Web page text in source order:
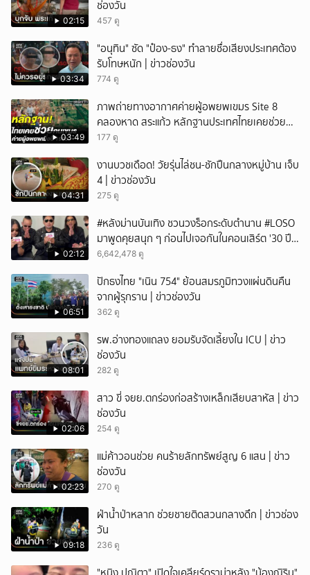
02:15
ช่องวัน
457 ดู
03:34
"อนุทิน" ซัด "ป๋อง-ธง" ทำลายชื่อเสียงประเทศต้อง
รับโทษหนัก | ข่าวช่องวัน
774 ดู
03:49
ภาพถ่ายทางอากาศค่ายผู้อพยพเขมร Site 8
คลองหาด สระแก้ว หลักฐานประเทศไทยเคยช่วยคน
เขมร
177 ดู
04:31
งานบวชเดือด! วัยรุ่นไล่ชน-ชักปืนกลางหมู่บ้าน เจ็บ
4 | ข่าวช่องวัน
275 ดู
02:12
#หลังม่านบันเทิง ชวนวงร็อกระดับตำนาน #LOSO
มาพูดคุยสนุก ๆ ก่อนไปเจอกันในคอนเสิร์ต '30 ปี
LOSO นานเท่าไรก็รอ'
6,642,478 ดู
06:51
ปักธงไทย "เนิน 754" ย้อนสมรภูมิทวงแผ่นดินคืน
จากผู้รุกราน | ข่าวช่องวัน
362 ดู
08:01
รพ.อ่างทองแถลง ยอมรับจัดเลี้ยงใน ICU | ข่าว
ช่องวัน
282 ดู
02:06
สาว ขี่ จยย.ตกร่องก่อสร้างเหล็กเสียบสาหัส | ข่าว
ช่องวัน
254 ดู
02:23
แม่ค้าวอนช่วย คนร้ายลักทรัพย์สูญ 6 แสน | ข่าว
ช่องวัน
270 ดู
09:18
ฝ่าน้ำป่าหลาก ช่วยชายติดสวนกลางดึก | ข่าวช่อง
วัน
236 ดู